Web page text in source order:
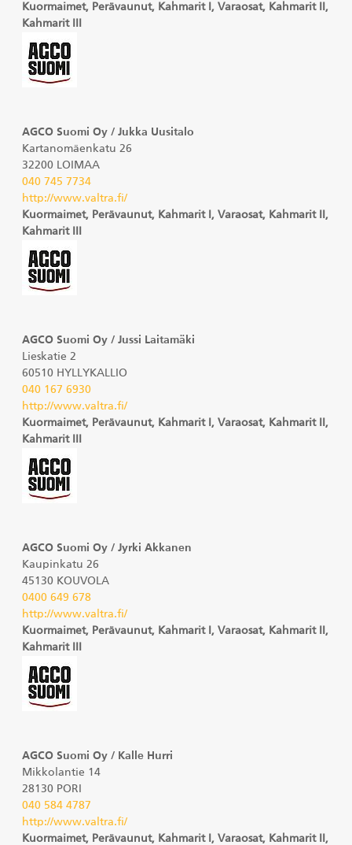
Kuormaimet, Perävaunut, Kahmarit I, Varaosat, Kahmarit II,
Kahmarit III
AGCO Suomi Oy / Jukka Uusitalo
Kartanomäenkatu 26
32200 LOIMAA
040 745 7734
http://www.valtra.fi/
Kuormaimet, Perävaunut, Kahmarit I, Varaosat, Kahmarit II,
Kahmarit III
AGCO Suomi Oy / Jussi Laitamäki
Lieskatie 2
60510 HYLLYKALLIO
040 167 6930
http://www.valtra.fi/
Kuormaimet, Perävaunut, Kahmarit I, Varaosat, Kahmarit II,
Kahmarit III
AGCO Suomi Oy / Jyrki Akkanen
Kaupinkatu 26
45130 KOUVOLA
0400 649 678
http://www.valtra.fi/
Kuormaimet, Perävaunut, Kahmarit I, Varaosat, Kahmarit II,
Kahmarit III
AGCO Suomi Oy / Kalle Hurri
Mikkolantie 14
28130 PORI
040 584 4787
http://www.valtra.fi/
Kuormaimet, Perävaunut, Kahmarit I, Varaosat, Kahmarit II,